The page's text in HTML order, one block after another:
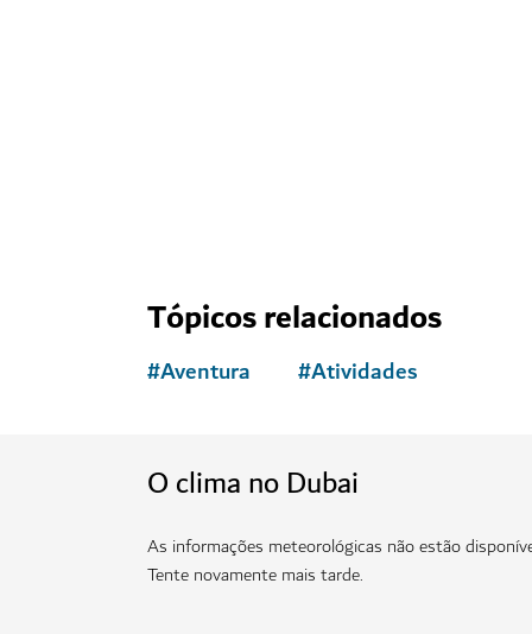
Tópicos relacionados
#Aventura #Atividades
O clima no Dubai
As informações meteorológicas não estão
Tente novamente mais tarde.